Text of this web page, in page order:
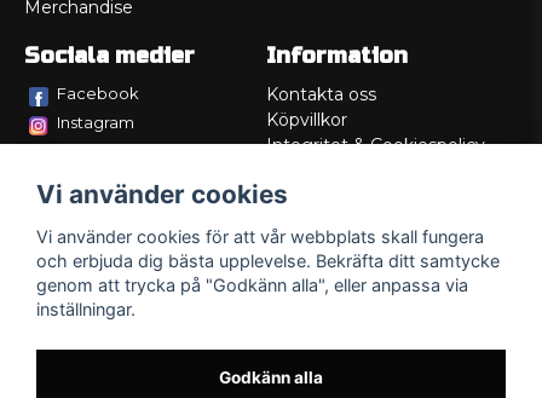
Merchandise
Sociala medier
Facebook
Instagram
Information
Kontakta oss
Köpvillkor
Integritet & Cookiespolicy
Service/Garanti
Lådritning
Om oss
Vi använder cookies
Vi använder cookies för att vår webbplats skall fungera
och erbjuda dig bästa upplevelse. Bekräfta ditt samtycke
genom att trycka på "Godkänn alla", eller anpassa via
inställningar.
Godkänn alla